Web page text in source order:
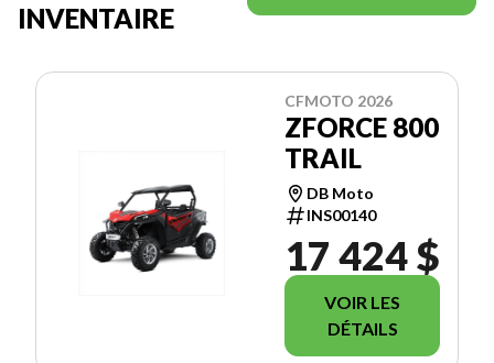
INVENTAIRE
CFMOTO 2026
ZFORCE 800
TRAIL
DB Moto
INS00140
17 424 $
VOIR LES
DÉTAILS